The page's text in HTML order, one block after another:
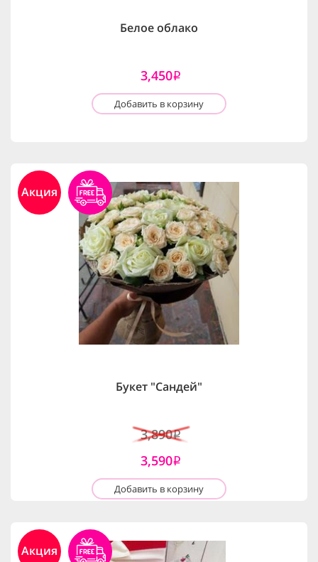
Белое облако
3,450i
Добавить в корзину
Акция
Букет "Сандей"
3,890i
3,590i
Добавить в корзину
Акция